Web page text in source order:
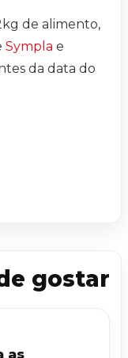
de alimento,
Sympla e
da data do
gostar
as